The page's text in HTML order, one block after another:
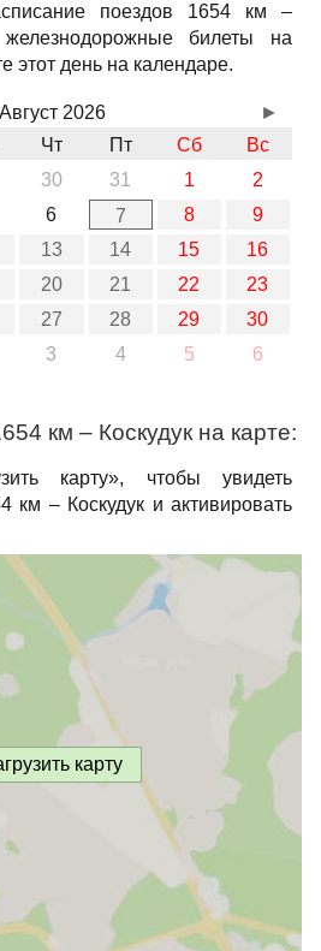
поездов 1654 км –
железнодорожные билеты на
этот день на календаре.
Август 2026
Чт Пт Сб
Вс
30 31 1
2
6 7 8
9
13 14 15
16
20 21 22
23
27 28 29
30
3 4 5 6
►
км – Коскудук на карте:
карту», чтобы увидеть
км – Коскудук и активировать
карту